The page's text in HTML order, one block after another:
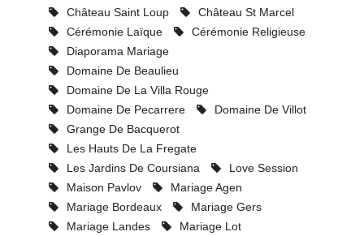
Château Saint Loup
Château St Marcel
Cérémonie Laïque
Cérémonie Religieuse
Diaporama Mariage
Domaine De Beaulieu
Domaine De La Villa Rouge
Domaine De Pecarrere
Domaine De Villot
Grange De Bacquerot
Les Hauts De La Fregate
Les Jardins De Coursiana
Love Session
Maison Pavlov
Mariage Agen
Mariage Bordeaux
Mariage Gers
Mariage Landes
Mariage Lot